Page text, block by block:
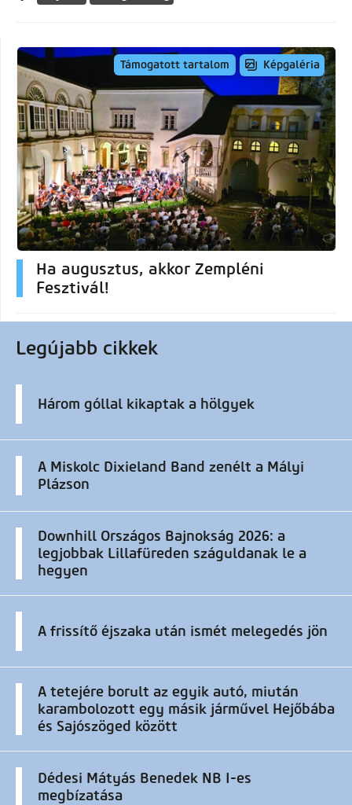
Támogatott tartalom Képgaléria
Ha augusztus, akkor Zempléni
Fesztivál!
Legújabb cikkek
Három góllal kikaptak a hölgyek
A Miskolc Dixieland Band zenélt a Mályi
Plázson
Downhill Országos Bajnokság 2026: a
legjobbak Lillafüreden száguldanak le a
hegyen
A frissítő éjszaka után ismét melegedés jön
A tetejére borult az egyik autó, miután
karambolozott egy másik járművel Hejőbába
és Sajószöged között
Dédesi Mátyás Benedek NB I-es
megbízatása